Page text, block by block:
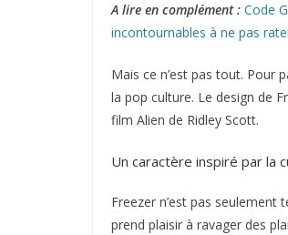
A lire en complément : Code
incontournables à ne pas
Mais ce n’est pas tout. Pour
la pop culture. Le design de
film Alien de Ridley Scott.
Un caractère inspiré par la
Freezer n’est pas seulement
prend plaisir à ravager des